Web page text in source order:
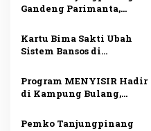
i
p
o
s
Gandeng Parimanta,
Digital dan Fuel Card
Solar Subsidi
Kartu Bima Sakti Ubah
Sistem Bansos di
Darmansyah: Semua
Riwayat Bantuan Tercatat
dalam Satu Data
Program MENYISIR Hadir
di Kampung Bulang,
Kesehatan dan
Pemko Tanjungpinang